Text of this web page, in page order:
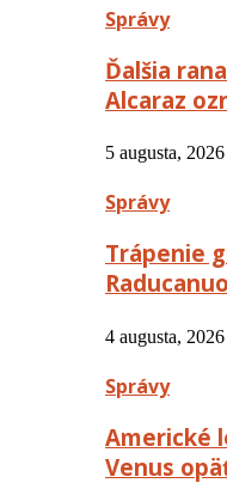
Správy
Ďalšia
Alcaraz
5 augusta, 2026
Správy
Trápenie
4 augusta, 2026
Správy
Americké
Venus